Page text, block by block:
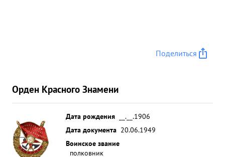
Поделиться
Орден Красного Знамени
Дата рождения
__.__.1906
Дата документа 20.06.1949
Воинское звание
полковник